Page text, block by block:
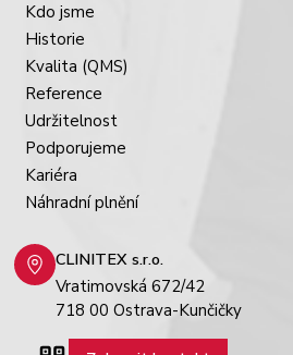
Kdo jsme
Historie
Kvalita (QMS)
Reference
Udržitelnost
Podporujeme
Kariéra
Náhradní plnění
CLINITEX s.r.o.
Vratimovská 672/42
718 00 Ostrava-Kunčičky